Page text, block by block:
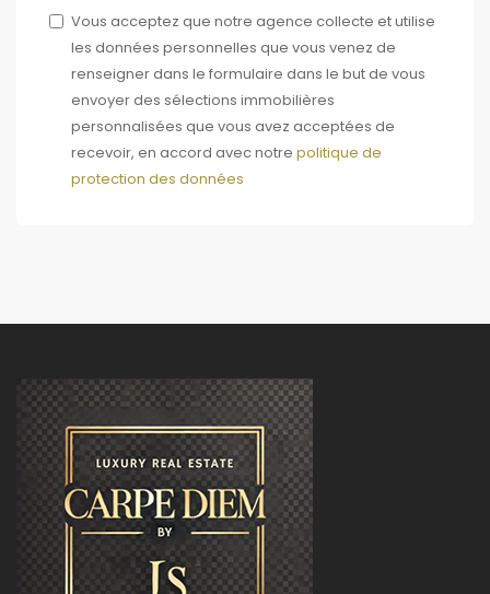
Vous acceptez que notre agence collecte et utilise
les données personnelles que vous venez de
renseigner dans le formulaire dans le but de vous
envoyer des sélections immobilières
personnalisées que vous avez acceptées de
recevoir, en accord avec notre politique de
protection des données